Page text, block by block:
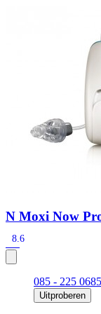
Signia hoortoestellen
Hoortoestelbatterijen
Signia Active Mini
De Signia Active
N Moxi Now
8.6
085 - 225 0685
Uitproberen